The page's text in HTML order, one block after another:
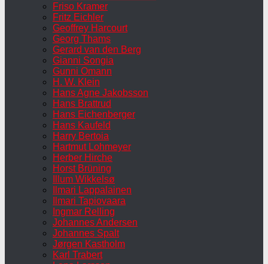
Friso Kramer
Fritz Eichler
Geoffrey Harcourt
Georg Thams
Gerard van den Berg
Gianni Songia
Gunni Omann
H. W. Klein
Hans Agne Jakobsson
Hans Brattrud
Hans Eichenberger
Hans Kaufeld
Harry Bertoia
Hartmut Lohmeyer
Herber Hirche
Horst Brüning
Illum Wikkelsø
Ilmari Lappalainen
Ilmari Tapiovaara
Ingmar Relling
Johannes Andersen
Johannes Spalt
Jørgen Kastholm
Karl Trabert